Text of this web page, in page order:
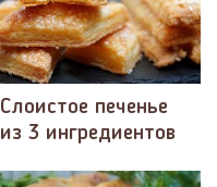
Слоистое печенье
из 3 ингредиентов